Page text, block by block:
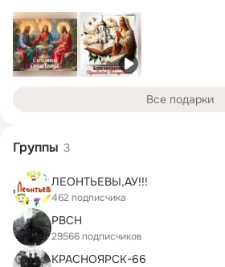
Все подарки
Группы 3
ЛЕОНТЬЕВЫ,АУ!!!
462 подписчика
РВСН
29566 подписчиков
КРАСНОЯРСК-66